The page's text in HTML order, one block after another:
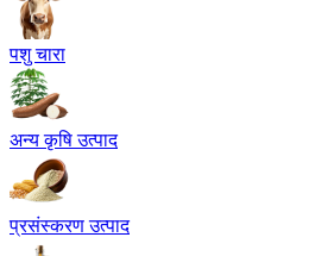
पशु चारा
अन्य कृषि उत्पाद
प्रसंस्करण उत्पाद